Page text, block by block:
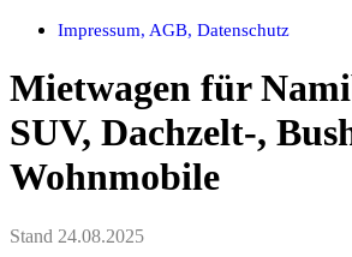
Impressum, AGB, Datenschutz
Mietwagen für
SUV, Dachzelt-,
Wohnmobile
Stand 24.08.2025